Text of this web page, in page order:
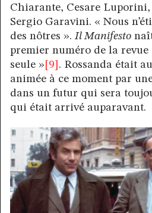
Chiarante, Cesare
Sergio Garavini. « Nous
des nôtres ».Il Manifesto
premier numéro de la revue
seule »[9] . Rossanda était
animée à ce moment par
dans un futur qui sera
qui était arrivé auparavant.